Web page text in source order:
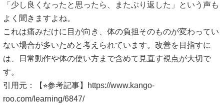
「少し良くなったと思ったら、またぶり返した」という声も
よく聞きますよね。
これは痛みだけに目が向き、体の負担そのものが変わってい
ない場合が多いためと考えられています。改善を目指すに
は、日常動作や体の使い方まで含めて見直す視点が大切で
す。
引用元：【⭐︎参考記事】
https://www.kango-
roo.com/learning/6847/